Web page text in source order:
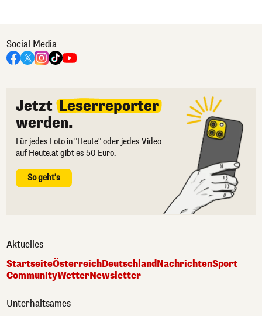
Social Media
Jetzt Leserreporter
werden.
Für jedes Foto in "Heute" oder jedes Video
auf Heute.at gibt es 50 Euro.
So geht's
Aktuelles
StartseiteÖsterreichDeutschlandNachrichtenSport
CommunityWetterNewsletter
Unterhaltsames